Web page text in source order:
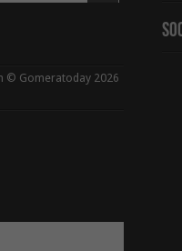
© Gomeratoday 2026